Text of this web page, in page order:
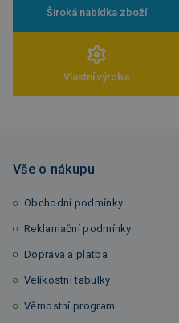
Široká nabídka zboží
Vlastní výroba
Vše o nákupu
Obchodní podmínky
Reklamační podmínky
Doprava a platba
Velikostní tabulky
Věrnostní program